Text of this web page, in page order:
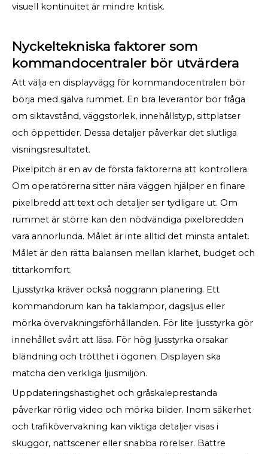
visuell kontinuitet är mindre kritisk.
Nyckeltekniska faktorer som
kommandocentraler bör utvärdera
Att välja en displayvägg för kommandocentralen bör
börja med själva rummet. En bra leverantör bör fråga
om siktavstånd, väggstorlek, innehållstyp, sittplatser
och öppettider. Dessa detaljer påverkar det slutliga
visningsresultatet.
Pixelpitch är en av de första faktorerna att kontrollera.
Om operatörerna sitter nära väggen hjälper en finare
pixelbredd att text och detaljer ser tydligare ut. Om
rummet är större kan den nödvändiga pixelbredden
vara annorlunda. Målet är inte alltid det minsta antalet.
Målet är den rätta balansen mellan klarhet, budget och
tittarkomfort.
Ljusstyrka kräver också noggrann planering. Ett
kommandorum kan ha taklampor, dagsljus eller
mörka övervakningsförhållanden. För lite ljusstyrka gör
innehållet svårt att läsa. För hög ljusstyrka orsakar
bländning och trötthet i ögonen. Displayen ska
matcha den verkliga ljusmiljön.
Uppdateringshastighet och gråskaleprestanda
påverkar rörlig video och mörka bilder. Inom säkerhet
och trafikövervakning kan viktiga detaljer visas i
skuggor, nattscener eller snabba rörelser. Bättre